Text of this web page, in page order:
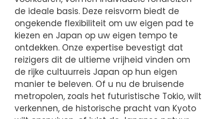
de ideale basis. Deze reisvorm biedt de
ongekende flexibiliteit om uw eigen pad te
kiezen en Japan op uw eigen tempo te
ontdekken. Onze expertise bevestigt dat
reizigers dit de ultieme vrijheid vinden om
de rijke cultuurreis Japan op hun eigen
manier te beleven. Of u nu de bruisende
metropolen, zoals het futuristische Tokio, wilt
verkennen, de historische pracht van Kyoto